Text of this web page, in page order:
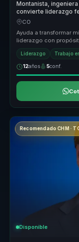
Montanista,
convierte liderazgo
mujeres lideres.
CO
Ayuda a transformar
liderazgo con
avanzar paso a paso
Liderazgo Trabajo
12años 5conf.
Recomendado CHM ·
Disponible